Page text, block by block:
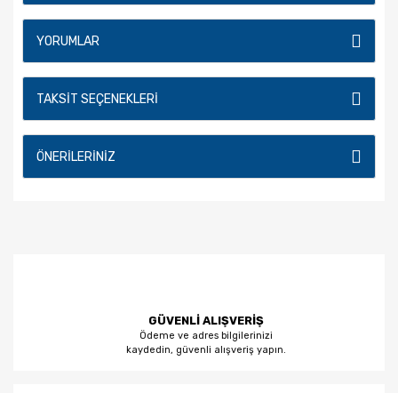
YORUMLAR
TAKSIT SEÇENEKLERI
ÖNERILERINIZ
GÜVENLİ ALIŞVERİŞ
Ödeme ve adres bilgilerinizi
kaydedin, güvenli alışveriş yapın.